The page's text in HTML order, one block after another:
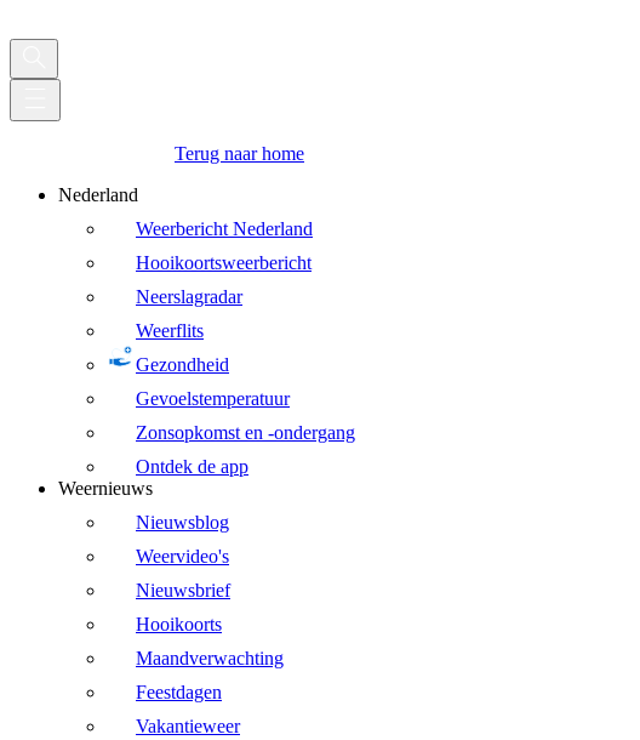
Terug naar home
Nederland
Weerbericht Nederland
Hooikoortsweerbericht
Neerslagradar
Weerflits
Gezondheid
Gevoelstemperatuur
Zonsopkomst en -ondergang
Ontdek de app
Weernieuws
Nieuwsblog
Weervideo's
Nieuwsbrief
Hooikoorts
Maandverwachting
Feestdagen
Vakantieweer